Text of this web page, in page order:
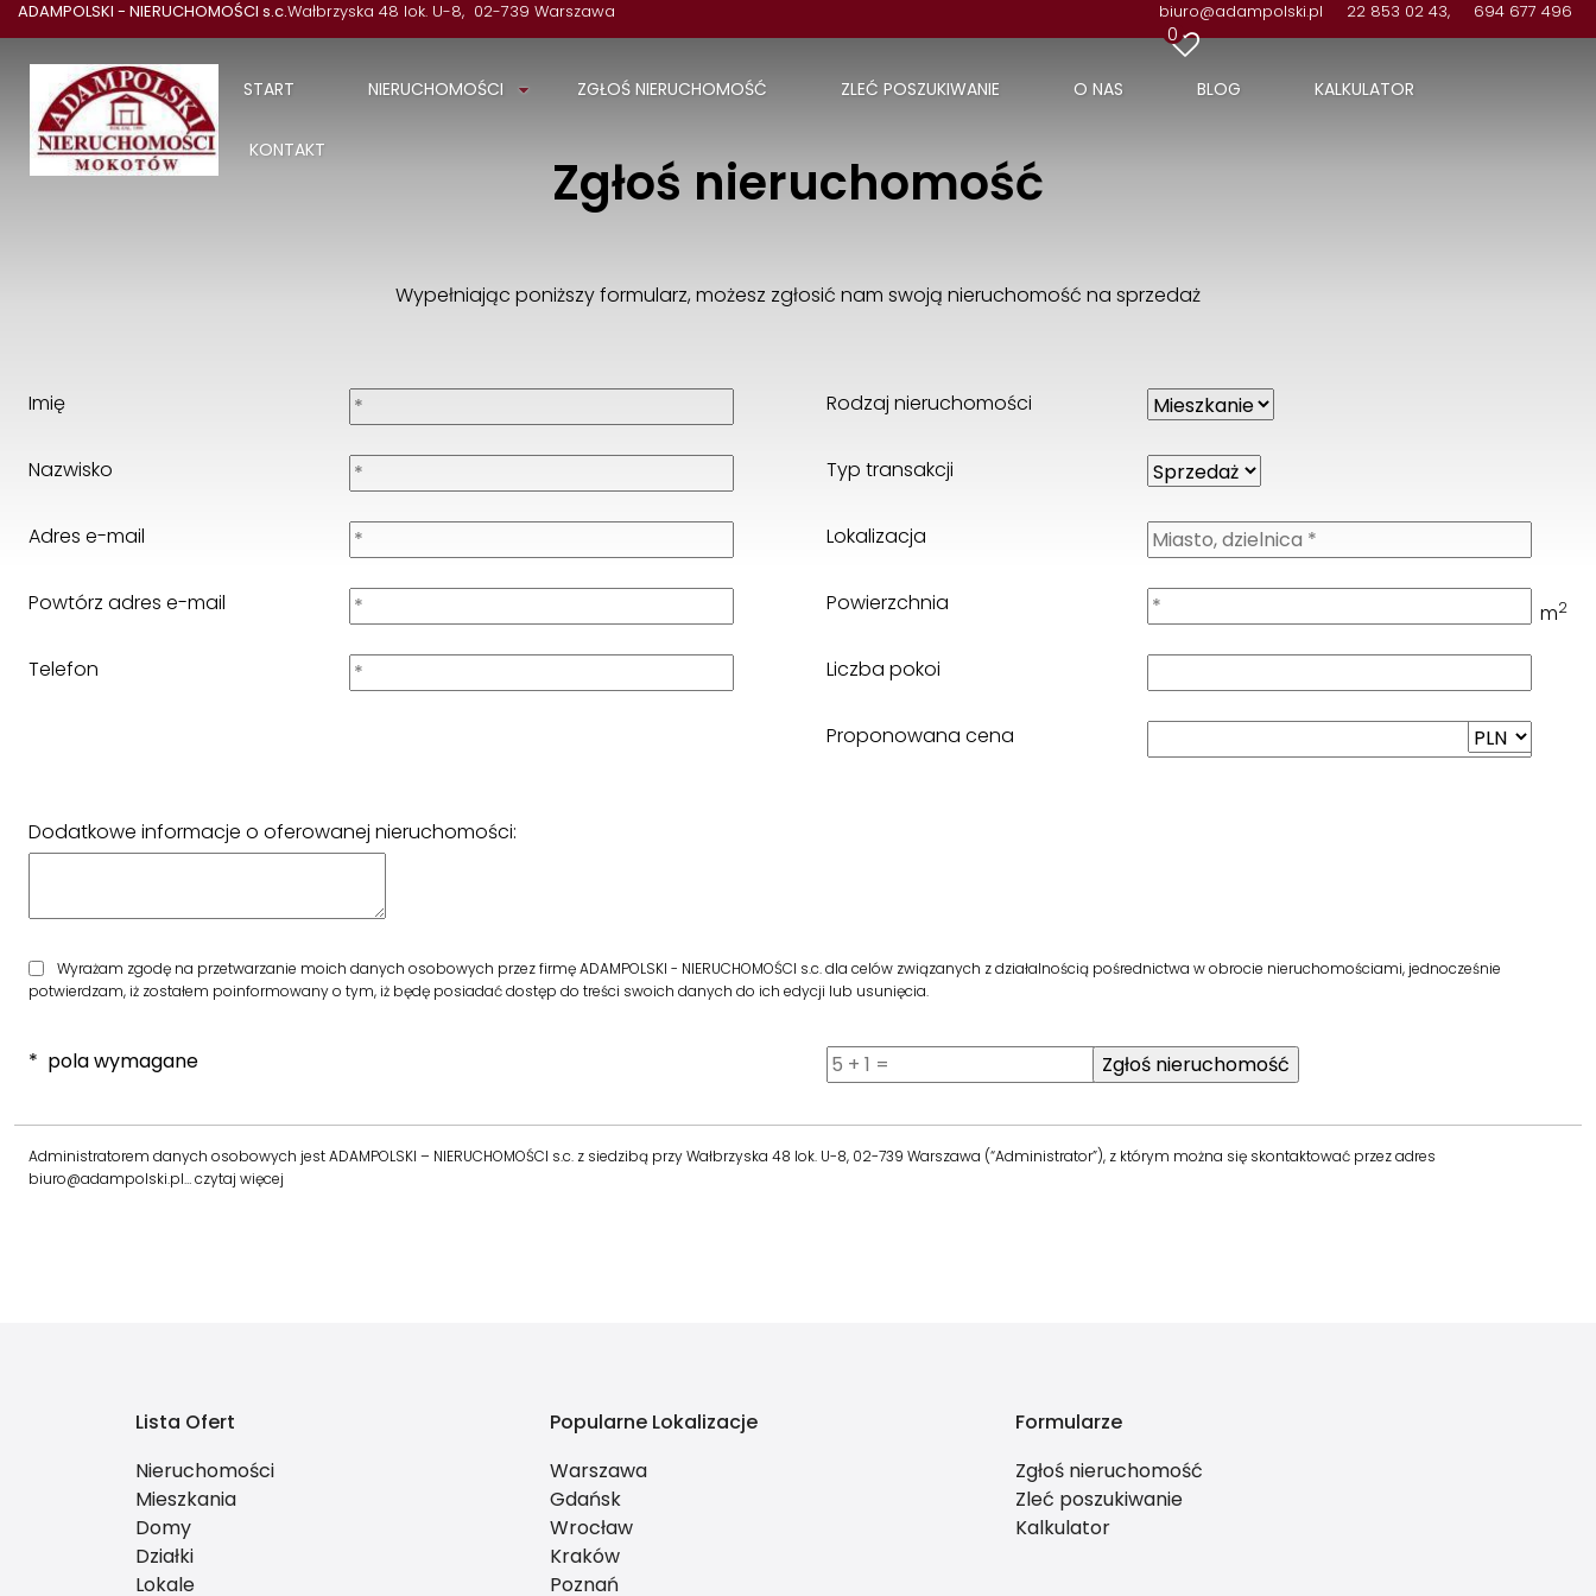
ADAMPOLSKI - NIERUCHOMOŚCI s.c.Wałbrzyska 48 lok. U-8 02-739 Warszawa biuro@adampolski.pl 22 853 02 43, 694 677 496
0
START NIERUCHOMOŚCI ZGŁOŚ NIERUCHOMOŚĆ ZLEĆ POSZUKIWANIE O NAS BLOG KALKULATOR
KONTAKT
Wałbrzyska 48 lok. U-8
02-739 Warszawa
Zgłoś nieruchomość
Wypełniając poniższy formularz, możesz zgłosić nam swoją nieruchomość na sprzedaż
Imię
Nazwisko
Adres e-mail
Powtórz adres e-mail
Telefon
Rodzaj nieruchomości
Typ transakcji
Lokalizacja
Powierzchnia m2
Liczba pokoi
Proponowana cena
Dodatkowe informacje o oferowanej nieruchomości:
Wyrażam zgodę na przetwarzanie moich danych osobowych przez firmę ADAMPOLSKI - NIERUCHOMOŚCI s.c. dla celów związanych z działalnością pośrednictwa w obrocie nieruchomościami, jednocześnie
potwierdzam, iż zostałem poinformowany o tym, iż będę posiadać dostęp do treści swoich danych do ich edycji lub usunięcia.
* pola wymagane
Administratorem danych osobowych jest ADAMPOLSKI – NIERUCHOMOŚCI s.c. z siedzibą przy Wałbrzyska 48 lok. U-8, 02-739 Warszawa (“Administrator”), z którym można się skontaktować przez adres
biuro@adampolski.pl…czytaj więcej
Lista Ofert
Nieruchomości
Mieszkania
Domy
Działki
Lokale
Popularne Lokalizacje
Warszawa
Gdańsk
Wrocław
Kraków
Poznań
Formularze
Zgłoś nieruchomość
Zleć poszukiwanie
Kalkulator